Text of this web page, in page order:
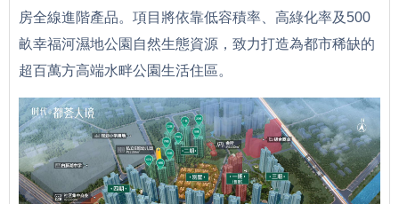
房全線進階產品。 項目將依靠低容積率、高綠化率及500
畝幸福河濕地公園自然生態資源，致力打造為都市稀缺的
超百萬方高端水畔公園生活住區。